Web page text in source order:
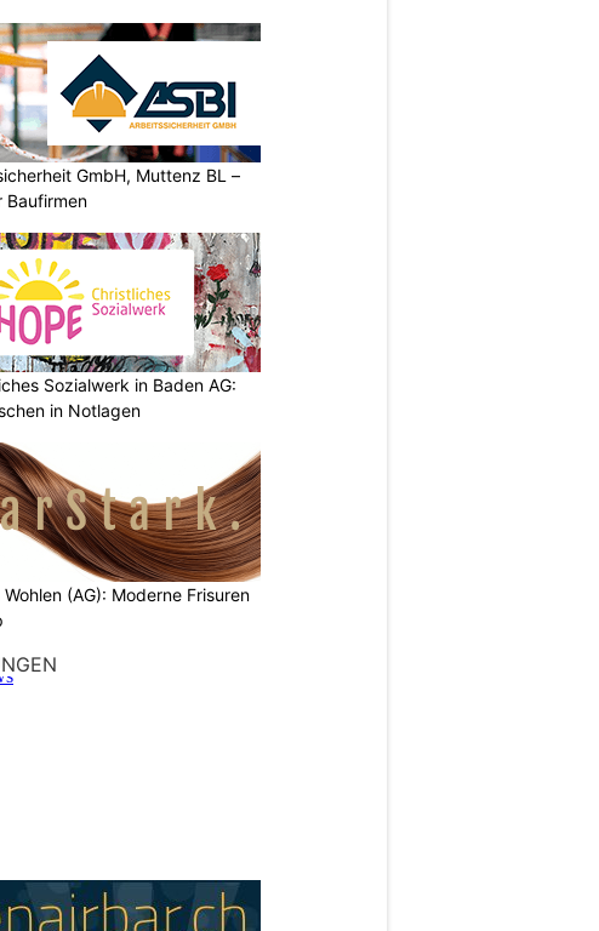
GmbH, Muttenz BL –
Baufirmen
Sozialwerk in Baden AG:
in Notlagen
(AG): Moderne Frisuren